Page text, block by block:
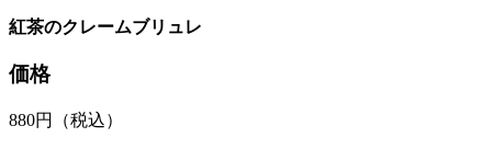
紅茶のクレームブリュレ
価格
880円（税込）